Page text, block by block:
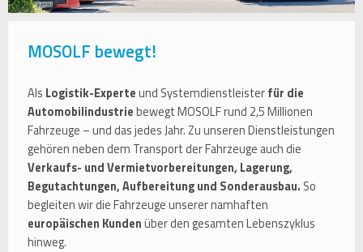
MOSOLF bewegt!
Als Logistik-Experteund Systemdienstleisterfür die
Automobilindustriebewegt MOSOLF rund 2,5 Millionen
Fahrzeuge – und das jedes Jahr. Zu unseren Dienstleistungen
gehören neben dem Transport der Fahrzeuge auch die
Verkaufs- und Vermietvorbereitungen, Lagerung,
Begutachtungen, Aufbereitung und Sonderausbau. So
begleiten wir die Fahrzeuge unserer namhaften
europäischen Kundenüber den gesamten Lebenszyklus
hinweg.